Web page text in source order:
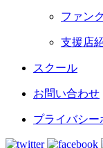
ファン
支援店
スクール
お問い合わせ
プライバシー